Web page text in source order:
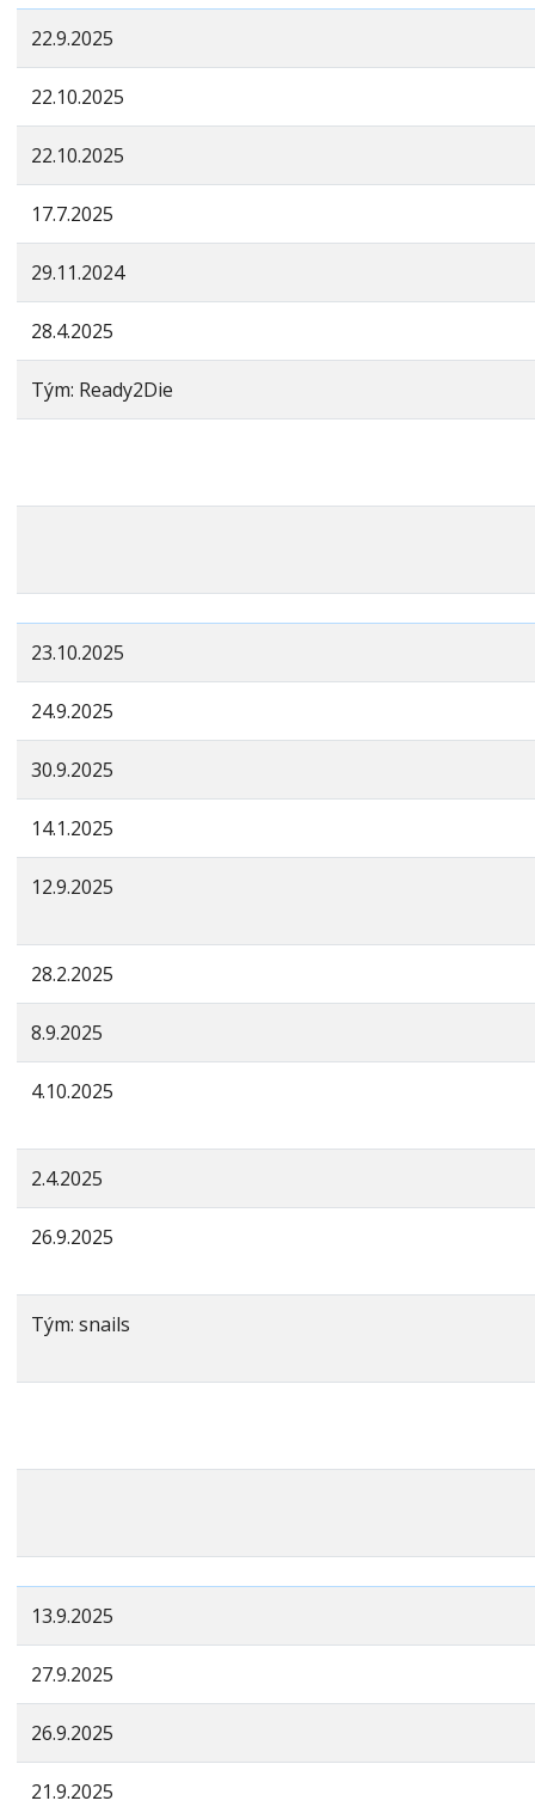
22.9.2025
22.10.2025
22.10.2025
17.7.2025
29.11.2024
28.4.2025
Tým: Ready2Die
23.10.2025
24.9.2025
30.9.2025
14.1.2025
12.9.2025
28.2.2025
8.9.2025
4.10.2025
2.4.2025
26.9.2025
Tým: snails
13.9.2025
27.9.2025
26.9.2025
21.9.2025